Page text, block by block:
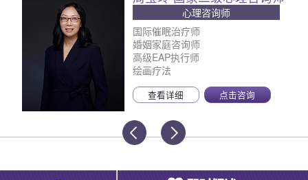
心理咨询师
国际催眠治疗师
婚姻家庭咨询师
高级EAP执行师
绘画疗法
查看详细 点击咨询